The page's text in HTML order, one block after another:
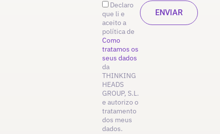
Declaro
que li e
aceito a
política de
Como
tratamos os
seus dados
da
THINKING
HEADS
GROUP, S.L.
e autorizo o
tratamento
dos meus
dados.